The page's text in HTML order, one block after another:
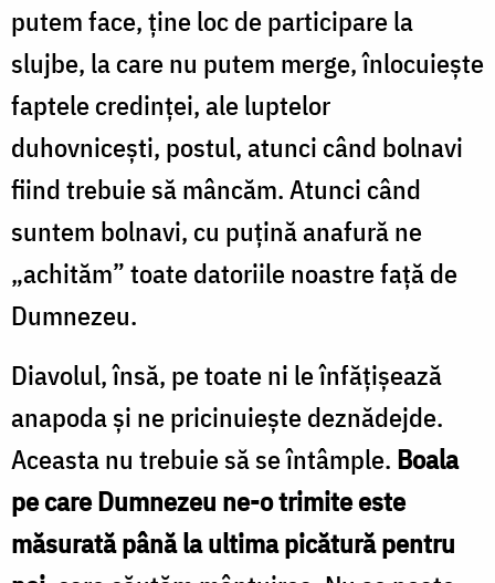
putem face, ține loc de participare la
slujbe, la care nu putem merge, înlocuiește
faptele credinței, ale luptelor
duhovnicești, postul, atunci când bolnavi
fiind trebuie să mâncăm. Atunci când
suntem bolnavi, cu puțină anafură ne
„achităm” toate datoriile noastre față de
Dumnezeu.
Diavolul, însă, pe toate ni le înfățișează
anapoda și ne pricinuiește deznădejde.
Aceasta nu trebuie să se întâmple. Boala
pe care Dumnezeu ne-o trimite este
măsurată până la ultima picătură pentru